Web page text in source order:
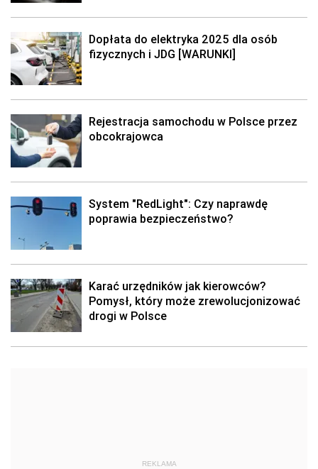
Dopłata do elektryka 2025 dla osób
fizycznych i JDG [WARUNKI]
Rejestracja samochodu w Polsce przez
obcokrajowca
System "RedLight": Czy naprawdę
poprawia bezpieczeństwo?
Karać urzędników jak kierowców?
Pomysł, który może zrewolucjonizować
drogi w Polsce
REKLAMA